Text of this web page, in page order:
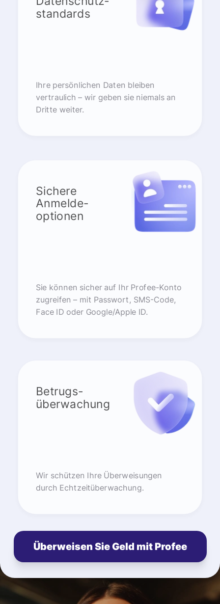
standards
Ihre persönlichen Daten bleiben
vertraulich – wir geben sie niemals an
Dritte weiter.
Sichere
Anmelde-
optionen
Sie können sicher auf Ihr Profee-Konto
zugreifen – mit Passwort, SMS-Code,
Face ID oder Google/Apple ID.
Betrugs-
überwachung
Wir schützen Ihre Überweisungen
durch Echtzeitüberwachung.
Überweisen Sie Geld mit Profee